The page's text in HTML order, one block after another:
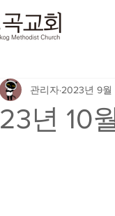
23년 10
관리자 2023년 9월